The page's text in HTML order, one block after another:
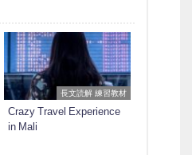
長文読解 練習教材
Crazy Travel Experience
in Mali